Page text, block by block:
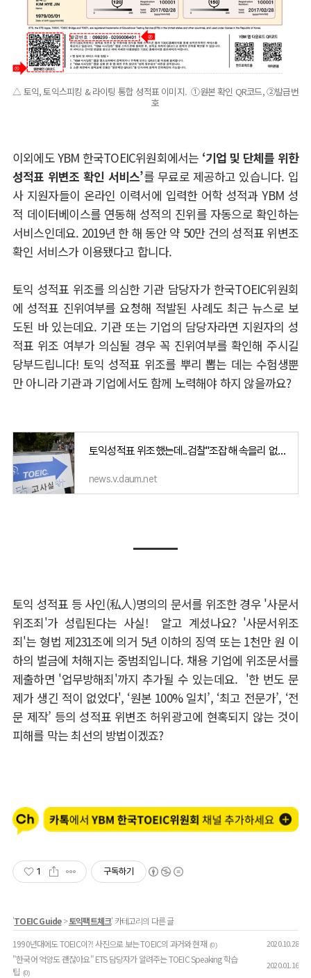
△ 토익, 토익스피킹 & 라이팅 통합 성적표 이미지. ①원본 확인 QR코드, ②발급번
호
이외에도 YBM 한국TOEIC위원회에서는 ‘기업 및 단체를 위한
성적표 위변조 확인 서비스’를 무료로 제공하고 있습니다. 입
사 지원자들이 온라인 이력서에 입력한 어학 성적과 YBM 성
적 데이터베이스를 연동해 성적의 진위를 자동으로 확인하는
서비스인데요. 2019년 한 해 동안 약 50만 건의 성적표 위변조
확인 서비스가 이용됐다고 합니다.
토익 성적표 위조를 의심한 기관 담당자가 한국TOEIC위원회
에 성적표 진위여부를 요청해 적발된 사례도 최근 뉴스로 보
도된 바 있는데요. 기관 또는 기업의 담당자라면 지원자의 성
적표 위조 여부가 의심될 경우 꼭 진위여부를 확인해 주시길
당부드립니다! 토익 성적표 위조를 뿌리 뽑는 데는 수험생뿐
만 아니라 기관과 기업에서도 함께 노력해야 하지 않을까요?
토익성적표 위조했는데..검찰"조잡해 속을리 없다" 무혐의
news.v.daum.net
토익 성적표 등 사인(私人)명의의 문서를 위조한 경우 '사문서
위조죄'가 성립된다는 사실! 알고 계셨나요? '사문서위조
죄'는 형법 제231조에 의거 5년 이하의 징역 또는 1천만 원 이
하의 벌금에 처해지는 중범죄입니다. 채용 기업에 위조문서를
제출하면 '업무방해죄'까지 추가될 수 있는데요. '한 번도 문
제가 생긴 적이 없었다', ‘원본 100% 일치’, ‘최고 전문가’, ‘전
문 제작’ 등의 성적표 위변조 허위광고에 현혹되지 않는 것이
피해를 막는 최선의 방법이겠죠?
1 구독하기
'TOEIC Guide>토익팩트체크' 카테고리의 다른 글
1990년대에도 TOEIC이?! 사진으로 보는 TOEIC의 과거와 현재 (0) 2020.10.28
"한국어 억양도 괜찮아요" ETS 담당자가 알려주는 TOEIC Speaking 학습
팁 (0)
2020.01.16